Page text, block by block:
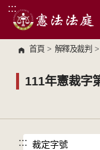
跳到主要內容區塊
:::
首頁 > 解釋及裁判 >
111年憲裁字
::: 裁定字號